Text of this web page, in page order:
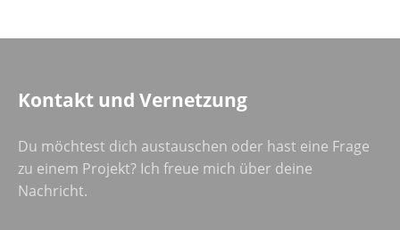
Kontakt und Vernetzung
Du möchtest dich austauschen oder hast eine Frage
zu einem Projekt? Ich freue mich über deine
Nachricht.